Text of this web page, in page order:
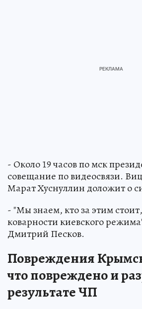
- Около 19 часов по мск
совещание по видеосвязи.
Марат Хуснуллин доложит о
- "Мы знаем, кто за этим
коварности киевского
Дмитрий Песков.
Повреждения
что повреждено и
результате ЧП